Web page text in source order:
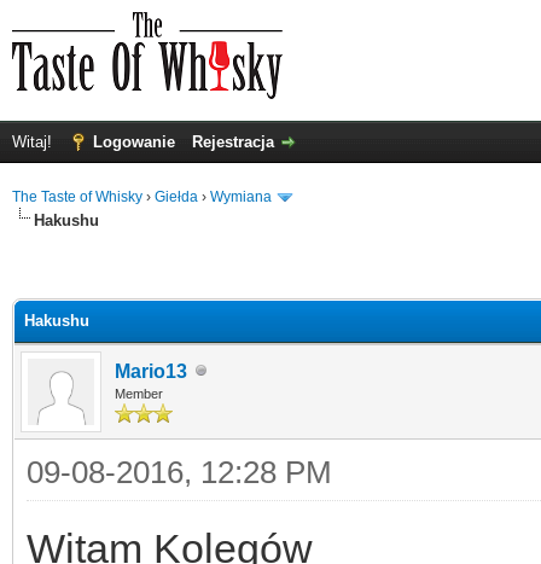
Witaj! Logowanie Rejestracja
The Taste of Whisky › Giełda › Wymiana
Hakushu
Hakushu
Mario13
Member
09-08-2016, 12:28 PM
Witam Kolegów